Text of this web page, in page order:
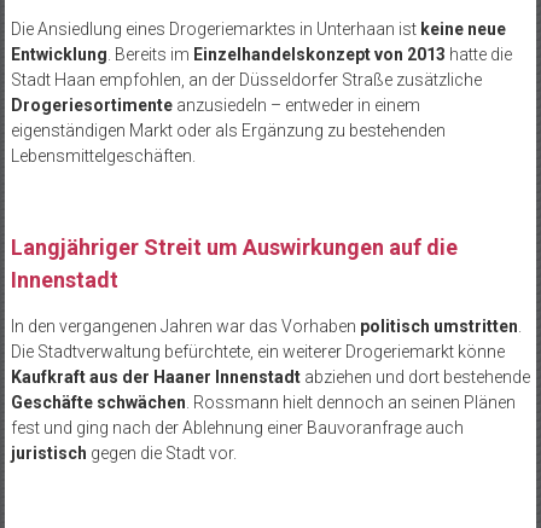
Die Ansiedlung eines Drogeriemarktes in Unterhaan ist keine neue
Entwicklung. Bereits im Einzelhandelskonzept von 2013 hatte die
Stadt Haan empfohlen, an der Düsseldorfer Straße zusätzliche
Drogeriesortimenteanzusiedeln – entweder in einem
eigenständigen Markt oder als Ergänzung zu bestehenden
Lebensmittelgeschäften.
Langjähriger Streit um Auswirkungen auf die
Innenstadt
In den vergangenen Jahren war das Vorhaben politisch umstritten.
Die Stadtverwaltung befürchtete, ein weiterer Drogeriemarkt könne
Kaufkraft aus der Haaner Innenstadtabziehen und dort bestehende
Geschäfte schwächen. Rossmann hielt dennoch an seinen Plänen
fest und ging nach der Ablehnung einer Bauvoranfrage auch
juristisch gegen die Stadt vor.